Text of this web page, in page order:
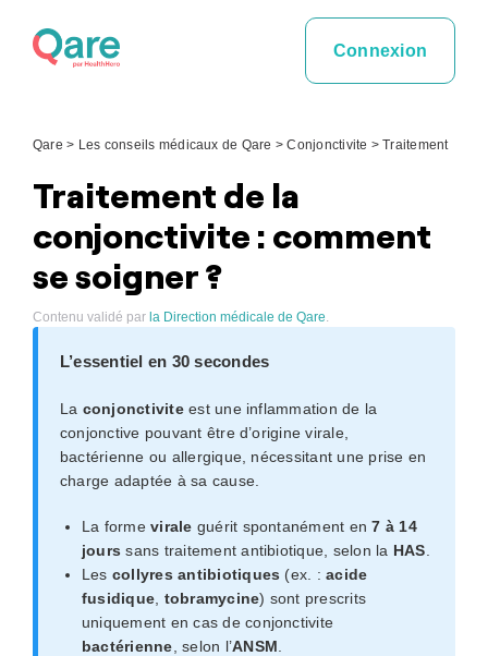
Connexion
Qare > Les conseils médicaux de Qare >Conjonctivite >Traitement
Traitement de la
conjonctivite : comment
se soigner ?
Contenu validé par la Direction médicale de Qare.
L’essentiel en 30 secondes
La conjonctiviteest une inflammation de la
conjonctive pouvant être d’origine virale,
bactérienne ou allergique, nécessitant une prise en
charge adaptée à sa cause.
La formevirale guérit spontanément en7 à 14
jours sans traitement antibiotique, selon la HAS
Les collyres antibiotiques (ex. :acide
fusidique tobramycine) sont prescrits
uniquement en cas de conjonctivite
bactérienne , selon l’ANSM